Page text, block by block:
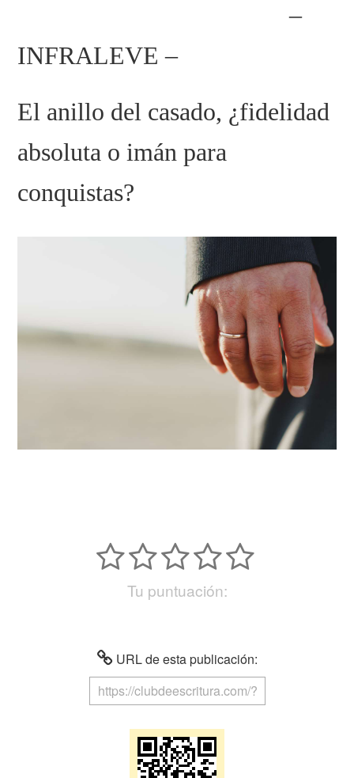
–
INFRALEVE –
El anillo del casado, ¿fidelidad
absoluta o imán para
conquistas?
Tu puntuación:
URL de esta publicación: